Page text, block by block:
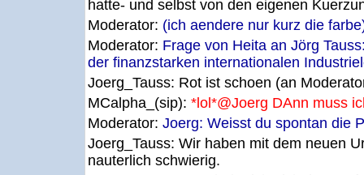
hatte- und selbst von den eigenen
Moderator: (ich aendere nur kurz die
Moderator: Frage von Heita an Jörg
der finanzstarken internationalen
Joerg_Tauss: Rot ist schoen (an
MCalpha_(sip): *lol*@Joerg DAnn muss
Moderator: Joerg: Weisst du spontan die
Joerg_Tauss: Wir haben mit dem neuen
nauterlich schwierig.